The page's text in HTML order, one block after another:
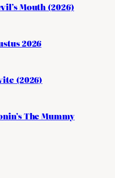
Mouth (2026)
2026
(2026)
The Mummy